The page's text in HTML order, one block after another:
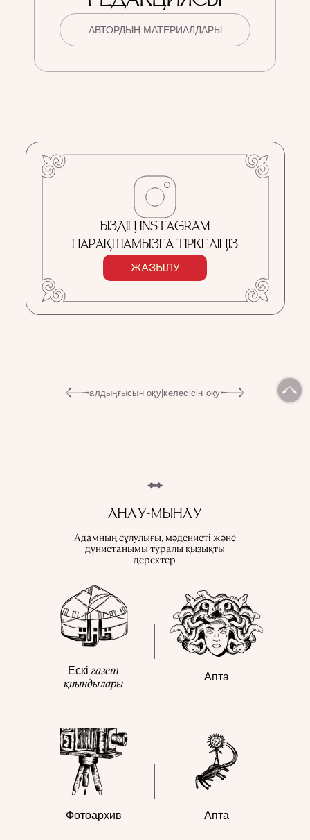
АВТОРДЫҢ МАТЕРИАЛДАРЫ
БІЗДІҢ INSTAGRAM
ПАРАҚШАМЫЗҒА ТІРКЕЛІҢІЗ
ЖАЗЫЛУ
алдыңғысын оқу| келесісін оқу
АНАУ-МЫНАУ
Адамның сұлулығы, мәдениеті және
дүниетанымы туралы қызықты
деректер
Ескі газет
қиындылары
Апта
Фотоархив Апта